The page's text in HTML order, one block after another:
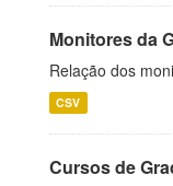
Monitores da
Relação dos
CSV
Cursos de